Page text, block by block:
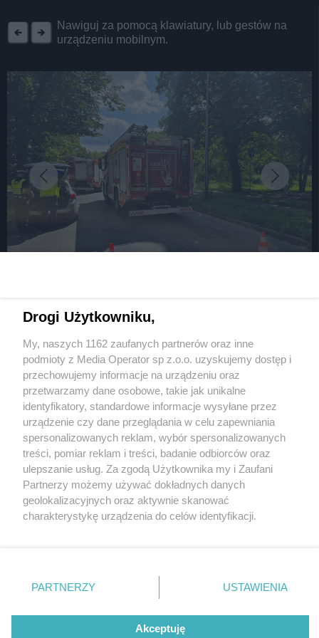
Nawiguj za pomocą klawiatury, lub gestów na
urządzeniu mobilnym.
15-latka poleciała za chłopakiem jak w ogień –
wpadła pod samochód. Świadkiem był policjant
Czeladź. Ul. Katowicka.
Potrącenie 15-latki. 6
sierpnia 2025.
Wróć do artykułu:
Wydawca mediów lokalnych
Nie zapomnij
zapoznać się z:
polityką prywatności
Twojemiasto
Piekary Śląskie
Chorzów
Tarnowskie Góry
Gliwice
Skontakuj sięz nami
Kontakt
Redakcja
Newsletter
Drogi Użytkowniku,
My, naszych 1162 zaufanych partnerów oraz inne
podmioty z Media Operator sp z.o.o. uzyskujemy dostęp i
przechowujemy informacje na urządzeniu oraz
przetwarzamy dane osobowe, takie jak unikalne
identyfikatory, standardowe informacje wysyłane przez
urządzenie czy dane przeglądania w celu zapewniania
spersonalizowanych reklam, wybór spersonalizowanych
treści, pomiar reklam i treści, badanie odbiorców oraz
ulepszanie usług. Za zgodą Użytkownika my i Zaufani
Partnerzy możemy używać dokładnych danych
geolokalizacyjnych oraz aktywnie skanować
charakterystykę urządzenia do celów identyfikacji.
zmienić/wycofać klikając przycisk ustawień prywatności
znajdujący się w lewym dolnym rogu strony
rodzaje przetwarzania danych nie wymagają zgody
użytkownika, ale masz prawo sprzeciwić się takiemu
PARTNERZY USTAWIENIA
Akceptuję